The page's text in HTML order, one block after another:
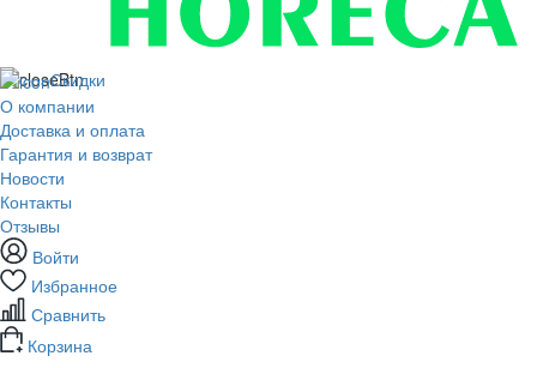
Скидки
О компании
Доставка и оплата
Гарантия и возврат
Новости
Контакты
Отзывы
Войти
Избранное
Сравнить
Корзина